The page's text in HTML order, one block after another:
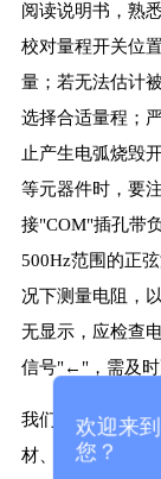
阅读说明书，熟
校对量程开关位
量；若无法估计
选择合适量程；
止产生电弧烧毁
等元器件时，要
接"COM"插孔带
500Hz范围的正
况下测量电阻，
无显示，应检查
信号"←"，需及时
我们公司上海隐
材、备件及售后
欢迎来
您？